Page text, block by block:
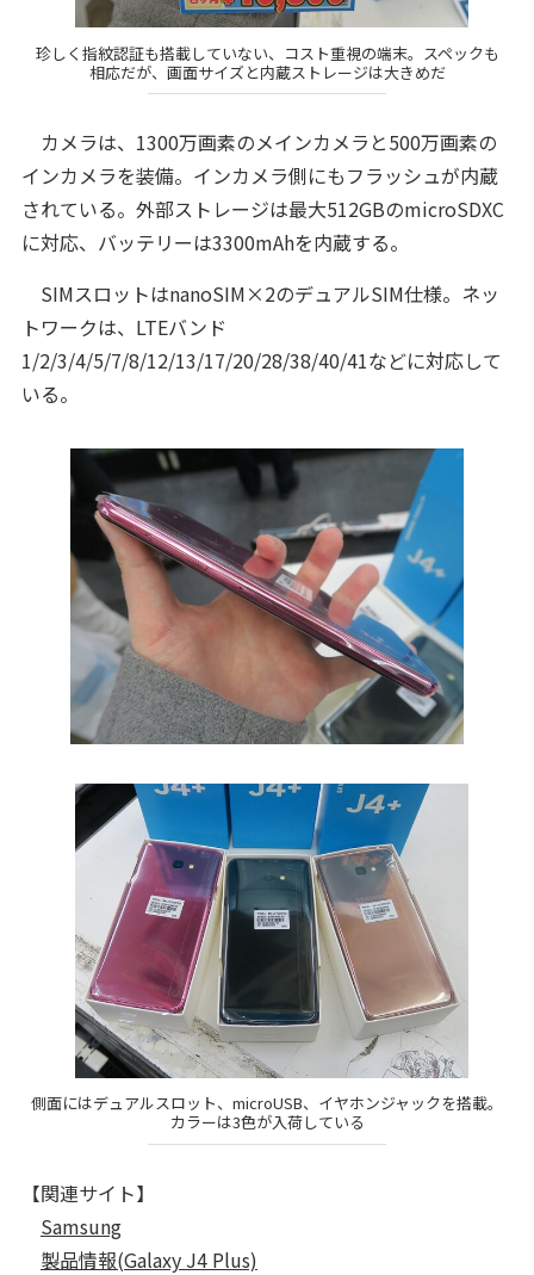
珍しく指紋認証も搭載していない、コスト重視の端末。スペックも
相応だが、画面サイズと内蔵ストレージは大きめだ
カメラは、1300万画素のメインカメラと500万画素の
インカメラを装備。インカメラ側にもフラッシュが内蔵
されている。外部ストレージは最大512GBのmicroSDXC
に対応、バッテリーは3300mAhを内蔵する。
SIMスロットはnanoSIM×2のデュアルSIM仕様。ネッ
トワークは、LTEバンド
1/2/3/4/5/7/8/12/13/17/20/28/38/40/41などに対応して
いる。
側面にはデュアルスロット、microUSB、イヤホンジャックを搭載。
カラーは3色が入荷している
【関連サイト】
Samsung
製品情報(Galaxy J4 Plus)